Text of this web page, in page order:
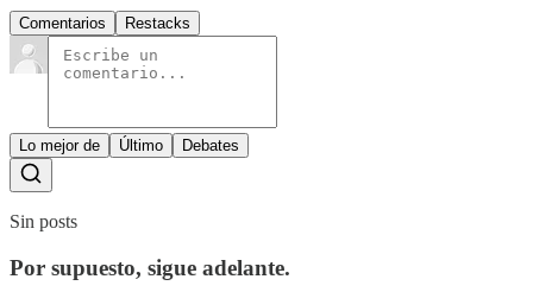
Comentarios Restacks
Lo mejor de Último Debates
Sin posts
Por supuesto, sigue adelante.